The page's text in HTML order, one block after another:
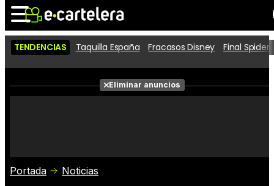
Noticias Cartelera
Películas
Críticas
TENDENCIAS Taquilla España Fracasos Disney Final
Eliminar anuncios
Portada Noticias